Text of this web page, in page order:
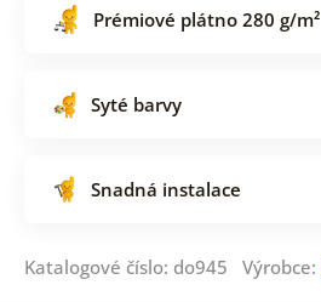
Prémiové plátno 280 g/m²
Syté barvy
Snadná instalace
Katalogové číslo: do945 Výrobce: